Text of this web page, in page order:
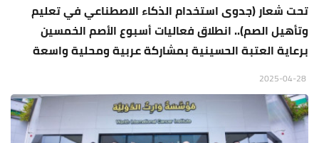
تحت شعار (جدوى استخدام الذكاء الاصطناعي في تعليم
وتأهيل الصم).. انطلاق فعاليات أسبوع الأصم الخمسين
برعاية العتبة الحسينية بمشاركة عربية ومحلية واسعة